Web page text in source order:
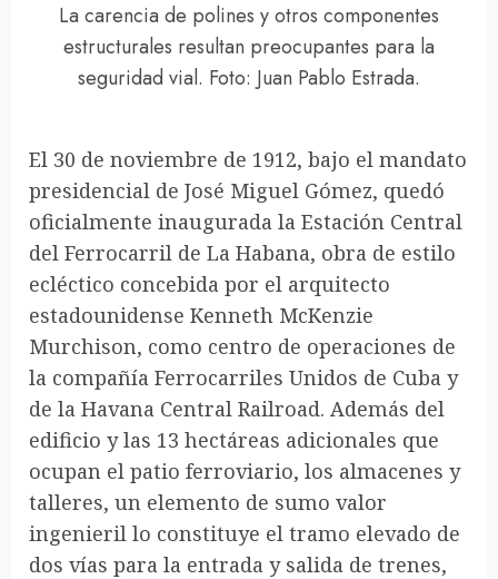
La carencia de polines y otros componentes
estructurales resultan preocupantes para la
seguridad vial. Foto: Juan Pablo Estrada.
El 30 de noviembre de 1912, bajo el mandato
presidencial de José Miguel Gómez, quedó
oficialmente inaugurada la Estación Central
del Ferrocarril de La Habana, obra de estilo
ecléctico concebida por el arquitecto
estadounidense Kenneth McKenzie
Murchison, como centro de operaciones de
la compañía Ferrocarriles Unidos de Cuba y
de la Havana Central Railroad. Además del
edificio y las 13 hectáreas adicionales que
ocupan el patio ferroviario, los almacenes y
talleres, un elemento de sumo valor
ingenieril lo constituye el tramo elevado de
dos vías para la entrada y salida de trenes,